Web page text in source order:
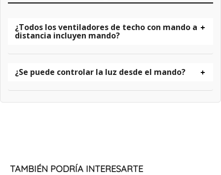
¿Todos los ventiladores de techo con mando a
distancia incluyen mando?
¿Se puede controlar la luz desde el mando?
TAMBIÉN PODRÍA INTERESARTE